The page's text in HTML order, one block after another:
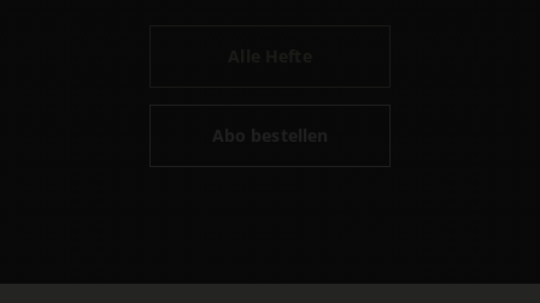
Abo bestellen